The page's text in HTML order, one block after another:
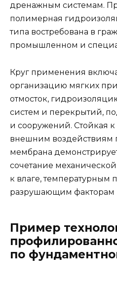
дренажным системам.
полимерная
типа востребована в
промышленном и
Круг применения
организацию мягких
отмосток,
систем и перекрытий,
и сооружений. Стойкая
внешним воздействиям
мембрана
сочетание
к влаге, температурным
разрушающим
Пример
по